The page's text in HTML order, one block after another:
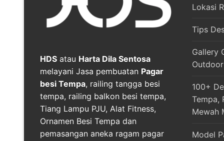
HDS atau Harta Dila Sentosa
melayani Jasa pembuatan Pagar
besi Tempa, railing tangga besi
tempa, railing balkon besi tempa,
Tiang Lampu PJU, Alat Fitness,
Ornamen Besi Tempa dan
pemasangan aneka ragam pagar
Lokasi
Tips
Gallery
Outdoor
100+
Tempa,
Mewah
Model